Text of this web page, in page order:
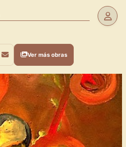
Ver más obras